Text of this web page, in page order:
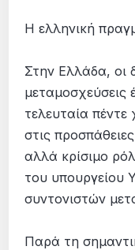
Η ελληνική
Στην Ελλάδα, οι
μεταμοσχεύσεις
τελευταία πέντε
στις
αλλά κρίσιμο
του υπουργείου
συντονιστών
Παρά τη